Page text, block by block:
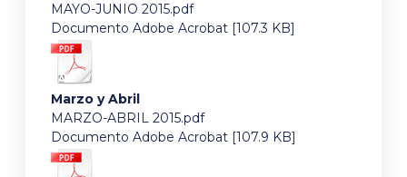
MAYO-JUNIO 2015.pdf
Documento Adobe Acrobat [107.3 KB]
Marzo y Abril
MARZO-ABRIL 2015.pdf
Documento Adobe Acrobat [107.9 KB]